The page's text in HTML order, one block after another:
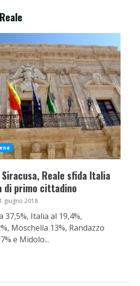
Reale sfida Italia
di primo cittadino
giugno 2018
37,5%, Italia al 19,4%,
Moschella 13%, Randazzo
e Midolo...